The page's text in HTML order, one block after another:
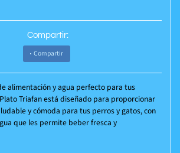
Compartir:
Compartir
alimentación y agua perfecto para tus
Triafan está diseñado para proporcionar
y cómoda para tus perros y gatos, con
que les permite beber fresca y